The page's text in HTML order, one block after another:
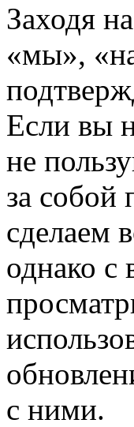
Заходя
«мы»,
Если вы
не
за собой
сделаем
однако
с ними.